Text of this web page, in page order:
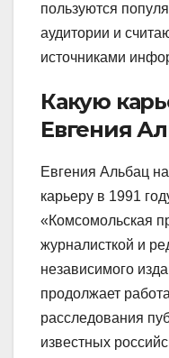
пользуются
аудитории и
источниками
Какую
Евгения
Евгения Альбац
карьеру в 1991
«Комсомольская
журналисткой и
независимого
продолжает
расследования
известных